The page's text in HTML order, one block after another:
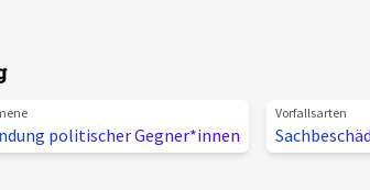
politischer Gegner*innen
Vorfallsarten